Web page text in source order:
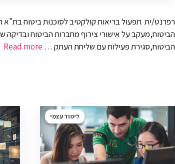
רפרנט/ית תפעול בריאות קולקטיב לסוכנות ביטוח בת"א
הביטוח,מעקב על אישורי צירוף מחברות הביטוח
הביטוח,סגירת פעילות עם שליחת העתק … Read more
לימוד עצמי